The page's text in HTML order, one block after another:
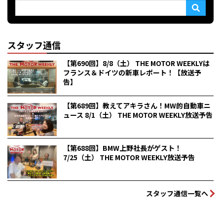
スタッフ通信
【第690回】8/8（土） THE MOTOR WEEKLYは
フランス＆ドイツの新車レポート！【放送予
告】
【第689回】教えてアキラさん！MW的自動車ニ
ュース 8/1（土） THE MOTOR WEEKLY放送予告
【第688回】BMW上野社長がゲスト！
7/25（土） THE MOTOR WEEKLY放送予告
スタッフ通信一覧へ